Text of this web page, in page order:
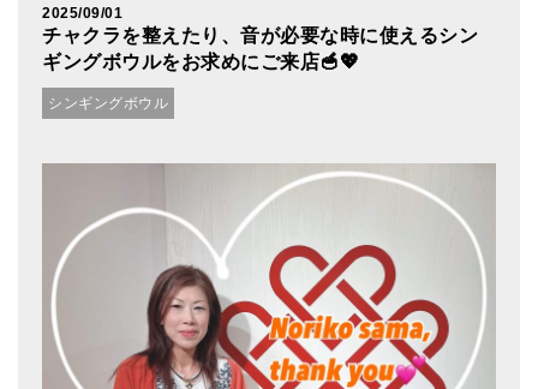
ご来店&購入
オンライン相談&購入
シンギングボウル講座
オンラインショップ
カートを見る
商品一覧
アマナマナのシンギングボウル
2025/09/01
チャクラを整えたり、音が必要な時に使えるシン
ギングボウルをお求めにご来店🥣💖
シンギングボウル